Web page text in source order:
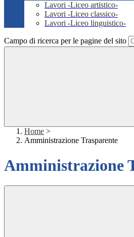
Lavori -Liceo artistico-
Lavori -Liceo classico-
Lavori -Liceo linguistico-
Campo di ricerca per le pagine del sito
Home >
Amministrazione Trasparente
Amministrazione